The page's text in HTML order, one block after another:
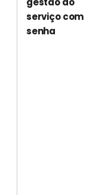
serviço com
senha